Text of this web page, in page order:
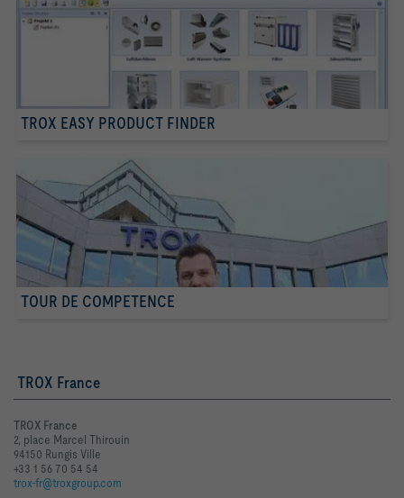
TROX EASY PRODUCT FINDER
TOUR DE COMPETENCE
TROX France
TROX France
2, place Marcel Thirouin
94150 Rungis Ville
+33 1 56 70 54 54
trox-fr@troxgroup.com